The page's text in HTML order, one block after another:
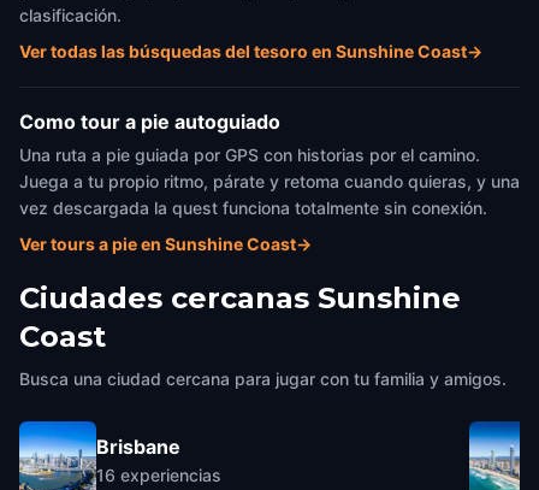
clasificación.
Ver todas las búsquedas del tesoro en Sunshine Coast→
Como tour a pie autoguiado
Una ruta a pie guiada por GPS con historias por el camino.
Juega a tu propio ritmo, párate y retoma cuando quieras, y una
vez descargada la quest funciona totalmente sin conexión.
Ver tours a pie en Sunshine Coast→
Ciudades cercanas Sunshine
Coast
Busca una ciudad cercana para jugar con tu familia y amigos.
Brisbane
16 experiencias